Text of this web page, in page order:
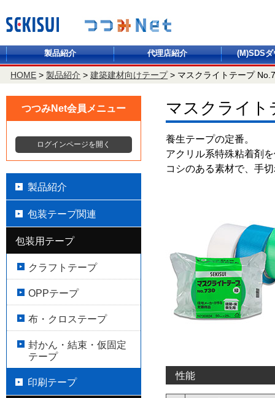
製品紹介 代理店紹介 (M)SDS
HOME >製品紹介 >建築建材向けテープ> マスクライトテープ
マスクライト
養生テープの定番。
アクリル系特殊粘着剤
コシのある素材で、手
性能
つつみNet会員メニュー
ログインページを開く
製品紹介
包装テープ関連
包装用テープ
クラフトテープ
OPPテープ
布・クロステープ
封かん・結束・仮固定
テープ
印刷テープ